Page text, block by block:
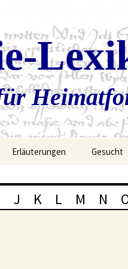
Erläuterungen Gesucht
J K L M N